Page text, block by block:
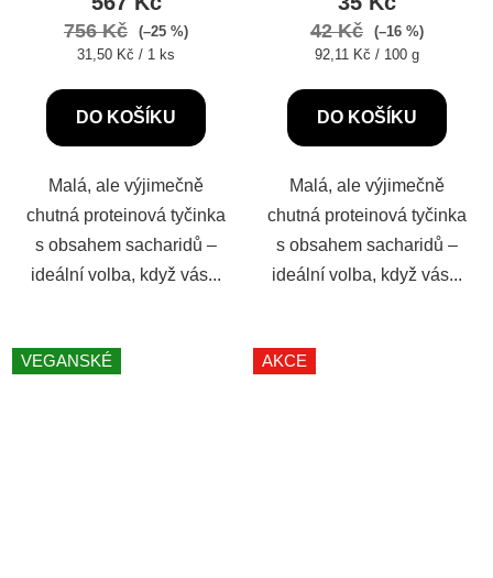
756 Kč
(–25 %)
Měrná
31,50 Kč / 1 ks
DO KOŠÍKU
Malá, ale výjimečně
chutná proteinová tyčinka
s obsahem sacharidů –
ideální volba, když vás...
5,0
5
hvězdiček.
42 Kč
(–16 %)
Měrná
92,11 Kč / 100 g
DO KOŠÍKU
Malá, ale výjimečně
chutná proteinová tyčinka
s obsahem sacharidů –
ideální volba, když vás...
VEGANSKÉ AKCE